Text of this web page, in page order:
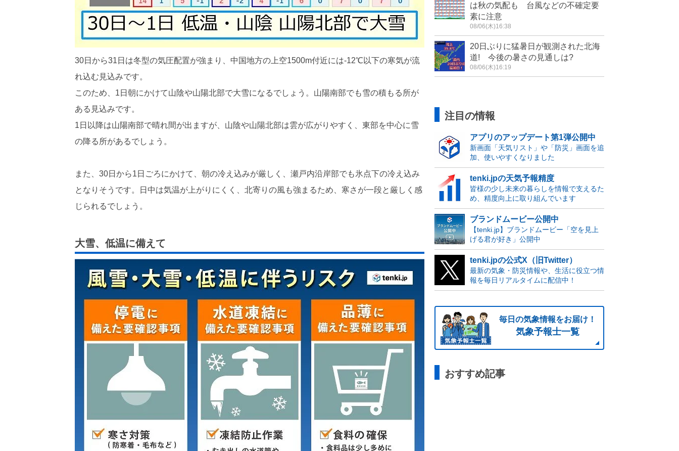
30日から31日は冬型の気圧配置が強まり、中国地方の上空1500m付近には-12℃以下の寒気が流
れ込む見込みです。
このため、1日朝にかけて山陰や山陽北部で大雪になるでしょう。山陽南部でも雪の積もる所が
ある見込みです。
1日以降は山陽南部で晴れ間が出ますが、山陰や山陽北部は雲が広がりやすく、東部を中心に雪
の降る所があるでしょう。
また、30日から1日ごろにかけて、朝の冷え込みが厳しく、瀬戸内沿岸部でも氷点下の冷え込み
となりそうです。日中は気温が上がりにくく、北寄りの風も強まるため、寒さが一段と厳しく感
じられるでしょう。
大雪、低温に備えて
は秋の気配も 台風などの不確定要
素に注意
08/06(木)16:38
20日ぶりに猛暑日が観測された北海
道! 今後の暑さの見通しは?
08/06(木)16:19
注目の情報
アプリのアップデート第1弾公開中
新画面「天気リスト」や「防災」画面を追
加、使いやすくなりました
tenki.jpの天気予報精度
皆様の少し未来の暮らしを情報で支えるた
め、精度向上に取り組んでいます
ブランドムービー公開中
【tenki.jp】ブランドムービー「空を見上
げる君が好き」公開中
tenki.jpの公式X（旧Twitter）
最新の気象・防災情報や、生活に役立つ情
報を毎日リアルタイムに配信中！
毎日の気象情報をお届け！
気象予報士一覧
おすすめ記事